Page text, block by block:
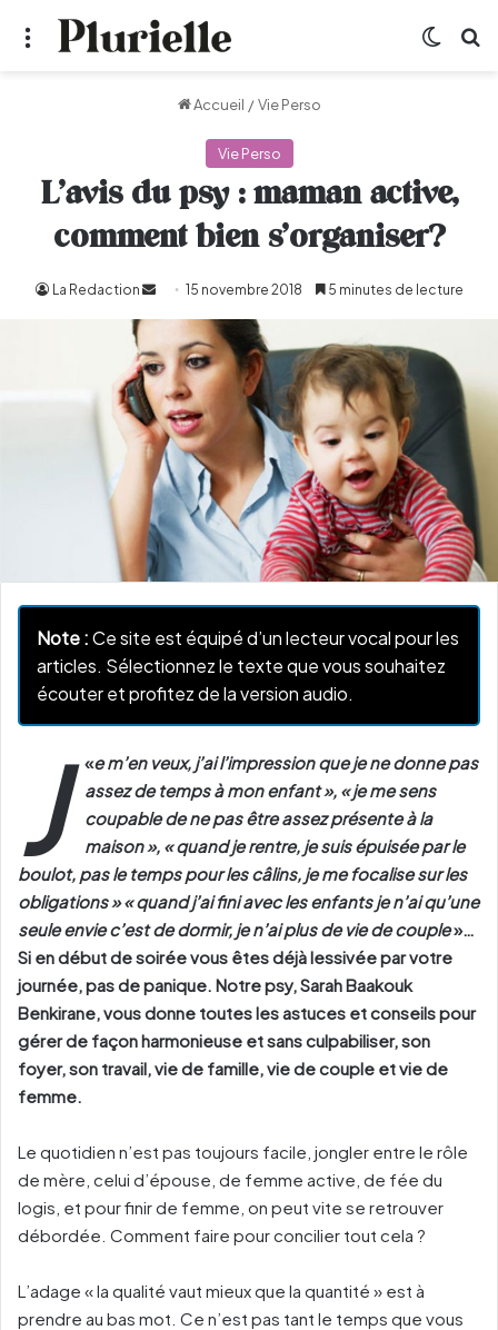
Menu
Accueil / Vie Perso
Vie Perso
L’avis du psy : maman active,
comment bien s’organiser?
La Redaction
Envoyer
un
courriel
15 novembre 2018 5 minutes de lecture
Note :Ce site est équipé d’un lecteur vocal pour les
articles. Sélectionnez le texte que vous souhaitez
écouter et profitez de la version audio.
«
J
e m’en veux, j’ai l’impression que je ne donne pas
assez de temps à mon enfant », « je me sens
coupable de ne pas être assez présente à la
maison », « quand je rentre, je suis épuisée par le
boulot, pas le temps pour les câlins, je me focalise sur les
obligations » « quand j’ai fini avec les enfants je n’ai qu’une
seule envie c’est de dormir, je n’ai plus de vie de couple»…
Si en début de soirée vous êtes déjà lessivée par votre
journée, pas de panique. Notre psy, Sarah Baakouk
Benkirane, vous donne toutes les astuces et conseils pour
gérer de façon harmonieuse et sans culpabiliser, son
foyer, son travail, vie de famille, vie de couple et vie de
femme.
Le quotidien n’est pas toujours facile, jongler entre le rôle
de mère, celui d’épouse, de femme active, de fée du
logis, et pour finir de femme, on peut vite se retrouver
débordée. Comment faire pour concilier tout cela ?
L’adage « la qualité vaut mieux que la quantité » est à
prendre au bas mot. Ce n’est pas tant le temps que vous